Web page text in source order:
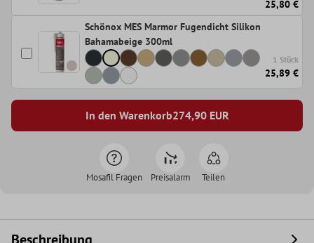
25,80 €
Schönox MES Marmor Fugendicht Silikon
Bahamabeige 300ml
1 Stück
25,89 €
In den Warenkorb274,90EUR
Mosafil Fragen Preisalarm Teilen
Beschreibung